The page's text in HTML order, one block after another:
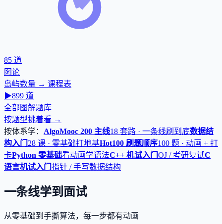
85 道
图论
岛屿数量 → 课程表
▶899 道
全部图解题库
按题型挑着看 →
按体系学： AlgoMooc 200 主线18 套路 · 一条线刷到底数据结
构入门 28 课 · 零基础打地基Hot100 刷题顺序100 题 · 动画 + 打
卡Python 零基础看动画学语法C++ 机试入门 OJ / 考研复试C
语言机试入门 指针 / 手写数据结构
一条线学到面试
从零基础到手撕算法，每一步都有动画